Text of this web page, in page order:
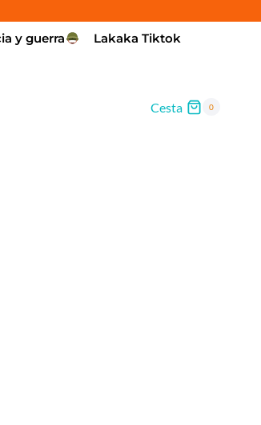
y guerra Lakaka Tiktok
Cesta 0